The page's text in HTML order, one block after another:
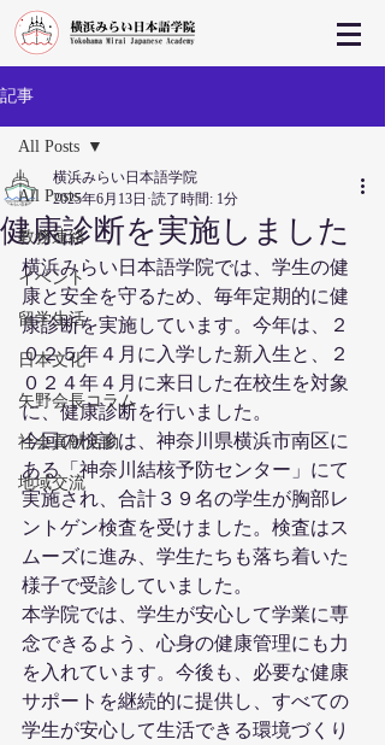
記事
All Posts
教務連絡
イベント
留学生活
日本文化
矢野会長コラム
社会貢献活動
地域交流
All Posts
健康診断を実施しました
横浜みらい日本語学院
2025年6月13日 読了時間: 1分
横浜みらい日本語学院では、学生の健
康と安全を守るため、毎年定期的に健
康診断を実施しています。今年は、２
０２５年４月に入学した新入生と、２
０２４年４月に来日した在校生を対象
に、健康診断を行いました。
今回の検診は、神奈川県横浜市南区に
ある「神奈川結核予防センター」にて
実施され、合計３９名の学生が胸部レ
ントゲン検査を受けました。検査はス
ムーズに進み、学生たちも落ち着いた
様子で受診していました。
本学院では、学生が安心して学業に専
念できるよう、心身の健康管理にも力
を入れています。今後も、必要な健康
サポートを継続的に提供し、すべての
学生が安心して生活できる環境づくり